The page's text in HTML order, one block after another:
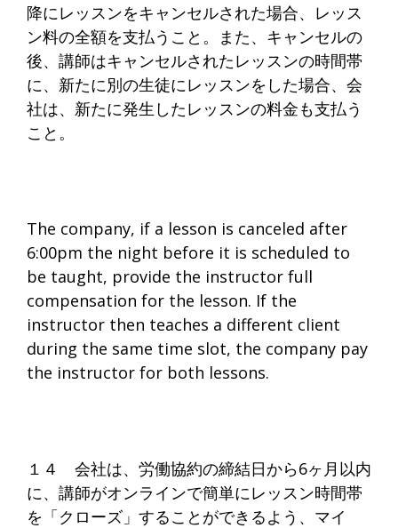
降にレッスンをキャンセルされた場合、レッス
ン料の全額を支払うこと。また、キャンセルの
後、講師はキャンセルされたレッスンの時間帯
に、新たに別の生徒にレッスンをした場合、会
社は、新たに発生したレッスンの料金も支払う
こと。
The company, if a lesson is canceled after
6:00pm the night before it is scheduled to
be taught, provide the instructor full
compensation for the lesson. If the
instructor then teaches a different client
during the same time slot, the company pay
the instructor for both lessons.
１４ 会社は、労働協約の締結日から6ヶ月以内
に、講師がオンラインで簡単にレッスン時間帯
を「クローズ」することができるよう、マイ